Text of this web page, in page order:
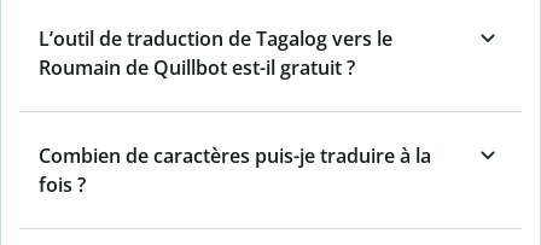
L’outil de traduction de Tagalog vers le
Roumain de Quillbot est-il gratuit ?
Combien de caractères puis-je traduire à la
fois ?